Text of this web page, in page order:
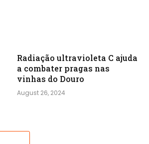
Radiação ultravioleta C ajuda
a combater pragas nas
vinhas do Douro
August 26, 2024